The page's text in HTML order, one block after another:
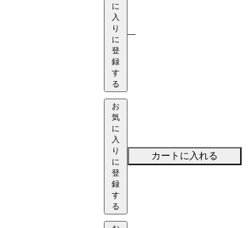
に
入
り
に
登
録
す
る
—
お
気
に
入
り
に
登
録
す
る
カートに入れる